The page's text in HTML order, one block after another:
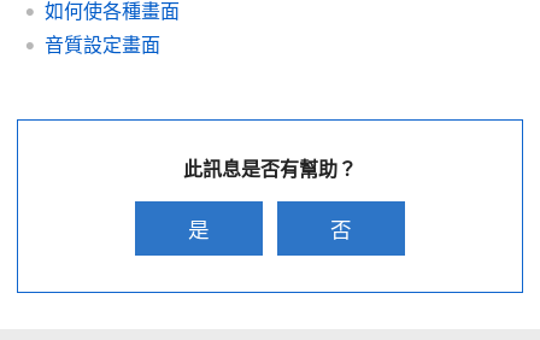
如何使各種畫面
音質設定畫面
此訊息是否有幫助？
是 否